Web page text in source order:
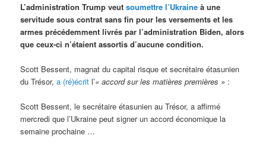
L’administration Trump veutsoumettre l’Ukraine à une
servitude sous contrat sans fin pour les versements et les
armes précédemment livrés par l’administration Biden, alors
que ceux-ci n’étaient assortis d’aucune condition.
Scott Bessent, magnat du capital risque et secrétaire étasunien
du Trésor,a (ré)écrit l’« accord sur les matières premières » :
Scott Bessent, le secrétaire étasunien au Trésor, a affirmé
mercredi que l’Ukraine peut signer un accord économique la
semaine prochaine …